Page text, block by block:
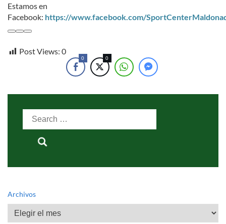
Estamos en
Facebook: https://www.facebook.com/
Post Views: 0
0 0
Search
for:
Archivos
Archivos